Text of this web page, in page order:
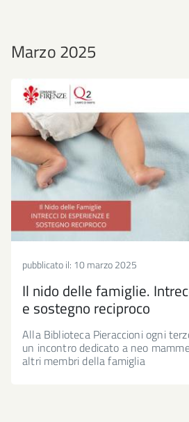
Marzo 2025
pubblicato il: 10 marzo 2025
Il nido delle famiglie.
e sostegno reciproco
Alla Biblioteca Pieraccioni ogni
un incontro dedicato a neo
altri membri della famiglia